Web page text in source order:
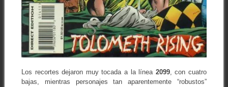
Los recortes dejaron muy tocada a la línea 2099, con cuatro
bajas, mientras personajes tan aparentemente “robustos”